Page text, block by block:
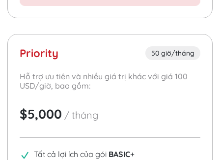
Priority 50 giờ/tháng
Hỗ trợ ưu tiên và nhiều giá trị khác với giá 100
USD/giờ, bao gồm:
$5,000 / tháng
Tất cả lợi ích của gói BASIC+